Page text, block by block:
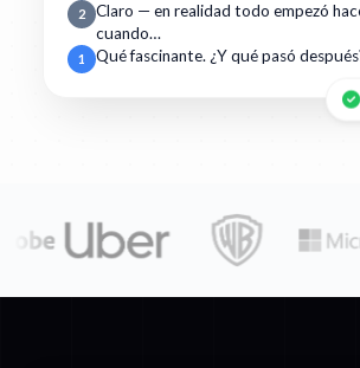
2
Claro — en realidad todo empezó
cuando…
1 Qué fascinante. ¿Y qué pasó